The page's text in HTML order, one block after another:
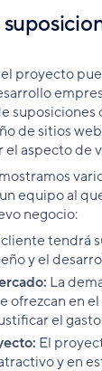
proyecto
suposiciones
de sitios
aspecto de
equipo al
negocio:
tendrá
y el
La
ofrezcan en
el
El
y en